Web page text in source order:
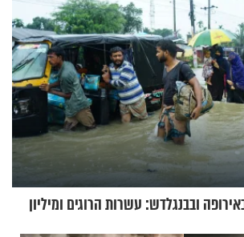
ובבנגלדש: עשרות הרוגים ומיליון